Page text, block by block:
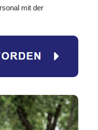
mit der